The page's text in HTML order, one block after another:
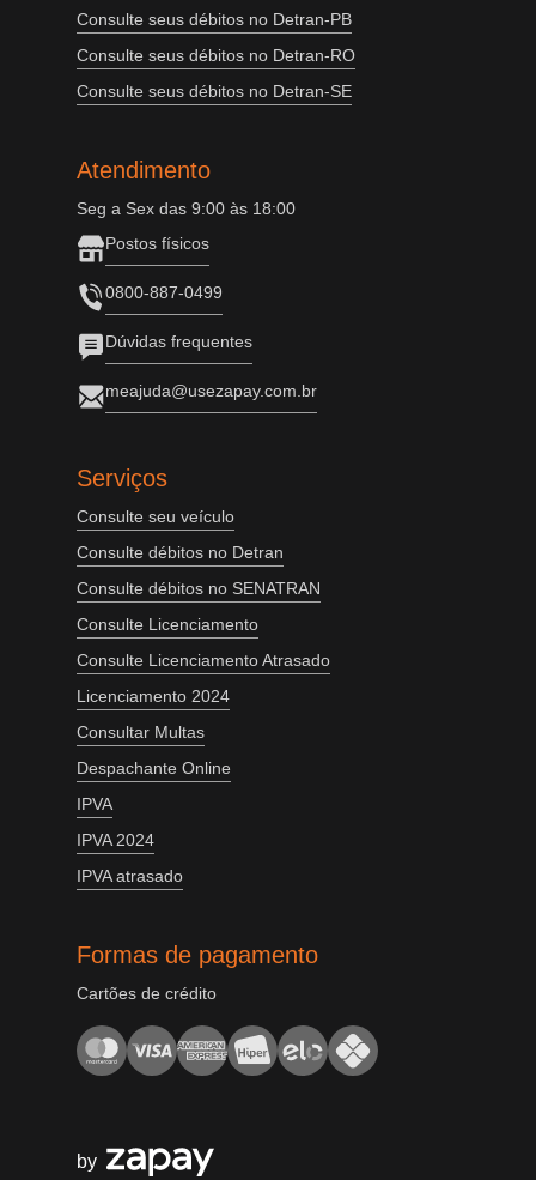
Consulte seus débitos no Detran-PB
Consulte seus débitos no Detran-RO
Consulte seus débitos no Detran-SE
Atendimento
Seg a Sex das 9:00 às 18:00
Postos físicos
0800-887-0499
Dúvidas frequentes
meajuda@usezapay.com.br
Serviços
Consulte seu veículo
Consulte débitos no Detran
Consulte débitos no SENATRAN
Consulte Licenciamento
Consulte Licenciamento Atrasado
Licenciamento 2024
Consultar Multas
Despachante Online
IPVA
IPVA 2024
IPVA atrasado
Formas de pagamento
Cartões de crédito
by